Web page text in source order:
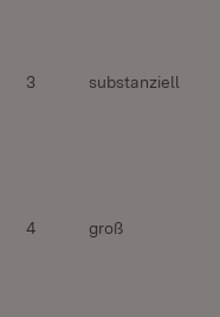
3 substanziell
4 groß